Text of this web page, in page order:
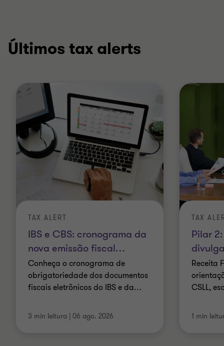
Últimos tax alerts
IBS e CBS: cronograma da
nova emissão fiscal…
TAX ALERT
Conheça o cronograma de
obrigatoriedade dos documentos
fiscais eletrônicos do IBS e da…
3 min leitura | 06 ago. 2026
Pilar
TAX
Receita
CSLL,
1 min